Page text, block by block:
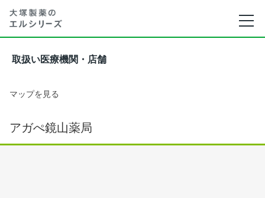
取扱い医療機関・店舗
マップを見る
アガぺ鏡山薬局